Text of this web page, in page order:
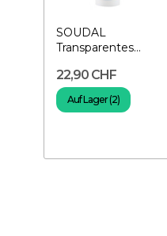
SOUDAL
Transparentes
Aquarium-Silikon
22,90 CHF
Auf Lager (2)